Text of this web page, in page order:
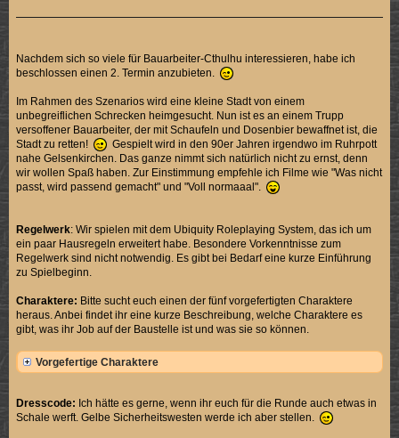
Nachdem sich so viele für Bauarbeiter-Cthulhu interessieren, habe ich
beschlossen einen 2. Termin anzubieten.
Im Rahmen des Szenarios wird eine kleine Stadt von einem
unbegreiflichen Schrecken heimgesucht. Nun ist es an einem Trupp
versoffener Bauarbeiter, der mit Schaufeln und Dosenbier bewaffnet ist, die
Stadt zu retten!
Gespielt wird in den 90er Jahren irgendwo im Ruhrpott
nahe Gelsenkirchen. Das ganze nimmt sich natürlich nicht zu ernst, denn
wir wollen Spaß haben. Zur Einstimmung empfehle ich Filme wie "Was nicht
passt, wird passend gemacht" und "Voll normaaal".
Regelwerk: Wir spielen mit dem Ubiquity Roleplaying System, das ich um
ein paar Hausregeln erweitert habe. Besondere Vorkenntnisse zum
Regelwerk sind nicht notwendig. Es gibt bei Bedarf eine kurze Einführung
zu Spielbeginn.
Charaktere: Bitte sucht euch einen der fünf vorgefertigten Charaktere
heraus. Anbei findet ihr eine kurze Beschreibung, welche Charaktere es
gibt, was ihr Job auf der Baustelle ist und was sie so können.
Vorgefertige Charaktere
Dresscode: Ich hätte es gerne, wenn ihr euch für die Runde auch etwas in
Schale werft. Gelbe Sicherheitswesten werde ich aber stellen.